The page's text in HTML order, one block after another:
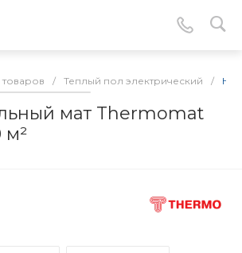
товаров / Теплый пол электрический /
мат Thermomat
м²